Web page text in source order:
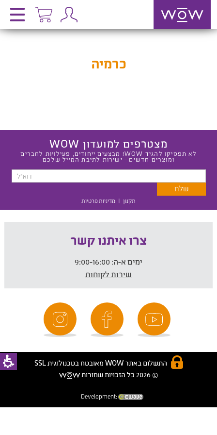
כרמיה
מצטרפים למועדון WOW
לא תפסיקו להגיד WOW! מבצעים ייחודים, פעילויות לחברים
ומוצרים חדשים - ישירות לתיבת המייל שלכם
תקנון | מדיניות פרטיות
צרו איתנו קשר
ימים א-ה:
שירות לקוחות
התשלום באתר WOW מאובטח בטכנולוגית SSL
© 2026 כל הזכויות שמורות
Development: